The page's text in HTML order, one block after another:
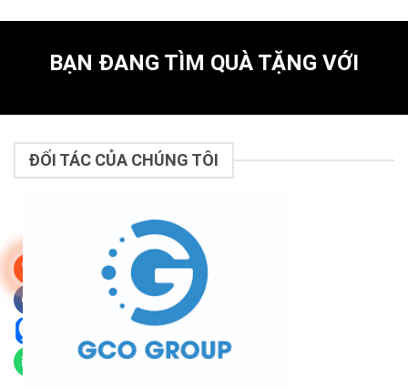
BẠN ĐANG TÌM QUÀ TẶNG VỚI
ĐỐI TÁC CỦA CHÚNG TÔI